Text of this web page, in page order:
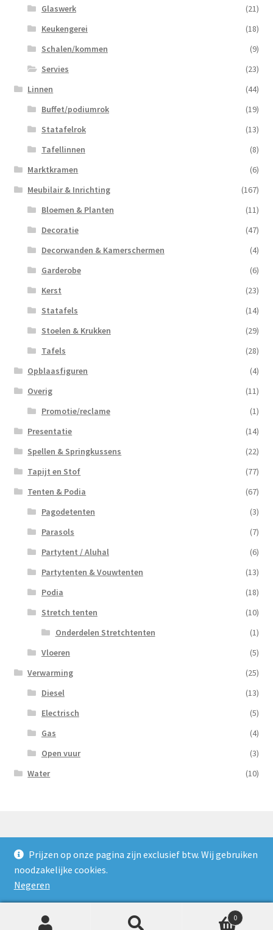
Prijzen op onze pagina zijn exclusief btw. Wij gebruiken
noodzakelijke cookies.
Negeren
Glaswerk
(21)
Keukengerei
(18)
Schalen/kommen
(9)
Servies
(23)
Linnen
(44)
Buffet/podiumrok
(19)
Statafelrok
(13)
Tafellinnen
(8)
Marktkramen
(6)
Meubilair & Inrichting
(167)
Bloemen & Planten
(11)
Decoratie
(47)
Decorwanden & Kamerschermen
(4)
Garderobe
(6)
Kerst
(23)
Statafels
(14)
Stoelen & Krukken
(29)
Tafels
(28)
Opblaasfiguren
(4)
Overig
(11)
Promotie/reclame
(1)
Presentatie
(14)
Spellen & Springkussens
(22)
Tapijt en Stof
(77)
Tenten & Podia
(67)
Pagodetenten
(3)
Parasols
(7)
Partytent / Aluhal
(6)
Partytenten & Vouwtenten
(13)
Podia
(18)
Stretch tenten
(10)
Onderdelen Stretchtenten
(1)
Vloeren
(5)
Verwarming
(25)
Diesel
(13)
Electrisch
(5)
Gas
(4)
Open vuur
(3)
Water
(10)
© Nooijens Verhuur 2026
Privacybeleid
Gebouwd met WooCommerce
0